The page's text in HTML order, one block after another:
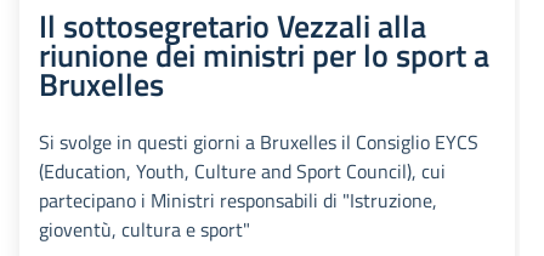
Il sottosegretario Vezzali alla
riunione dei ministri per lo sport a
Bruxelles
Si svolge in questi giorni a Bruxelles il Consiglio EYCS
(Education, Youth, Culture and Sport Council), cui
partecipano i Ministri responsabili di "Istruzione,
gioventù, cultura e sport"